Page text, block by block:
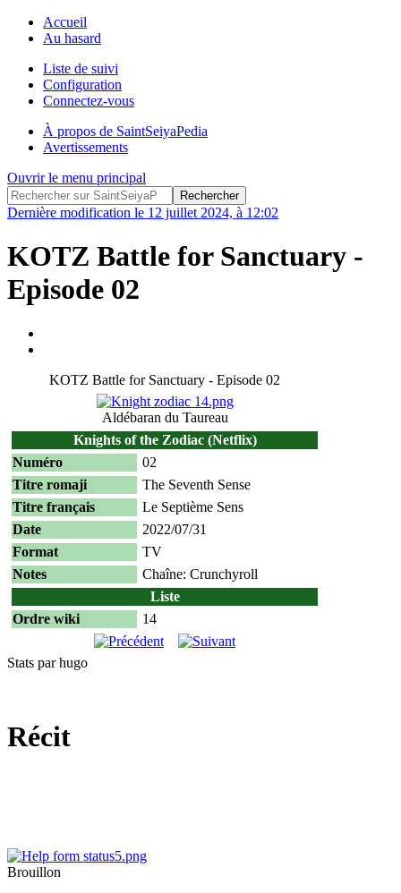
Accueil
Au hasard
Liste de suivi
Configuration
Connectez-vous
À propos de SaintSeiyaPedia
Avertissements
Ouvrir le menu principal
Dernière modification le 12 juillet 2024, à 12:02
KOTZ Battle for Sanctuary -
Episode 02
KOTZ Battle for Sanctuary - Episode 02
Aldébaran du Taureau
Knights of the Zodiac (Netflix)
Numéro
02
Titre romaji
The Seventh Sense
Titre français
Le Septième Sens
Date
2022/07/31
Format
TV
Notes
Chaîne: Crunchyroll
Liste
Ordre wiki
14
Stats par hugo
Récit
Brouillon